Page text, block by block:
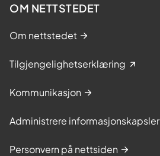
OM NETTSTEDET
Om nettstedet
Tilgjengelighetserklæring
Kommunikasjon
Administrere informasjonskapsler
Personvern på nettsiden